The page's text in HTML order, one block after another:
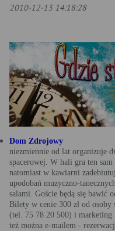
2010-12-13 14:18:28
Dom Zdrojowy
niezmiennie od lat organizuje
spacerowej. W hali gra ten
natomiast w kawiarni
upodobań muzyczno-
salami. Goście będą się bawić
Bilety w cenie 300 zł od
(tel. 75 78 20 500) i
też można e-mailem -